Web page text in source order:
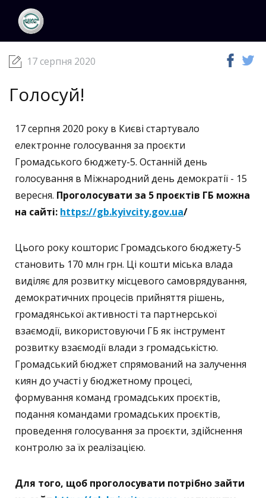
ЦКС
17 серпня 2020
Голосуй!
17 серпня 2020 року в Києві стартувало
електронне голосування за проєкти
Громадського бюджету-5. Останній день
голосування в Міжнародний день демократії - 15
вересня. Проголосувати за 5 проєктів ГБ можна
на сайті: https://gb.kyivcity.gov.ua/
Цього року кошторис Громадського бюджету-5
становить 170 млн грн. Ці кошти міська влада
виділяє для розвитку місцевого самоврядування,
демократичних процесів прийняття рішень,
громадянської активності та партнерської
взаємодії, використовуючи ГБ як інструмент
розвитку взаємодії влади з громадськістю.
Громадський бюджет спрямований на залучення
киян до участі у бюджетному процесі,
формування команд громадських проєктів,
подання командами громадських проєктів,
проведення голосування за проєкти, здійснення
контролю за їх реалізацією.
Для того, щоб проголосувати потрібно зайти